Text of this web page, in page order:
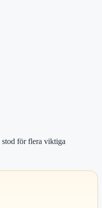
stod för flera viktiga